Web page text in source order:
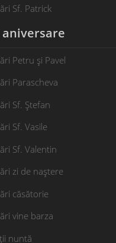
Sf. Patrick
Petru și Pavel
Parascheva
Sf. Ștefan
Sf. Vasile
Sf. Valentin
zi de naștere
căsătorie
vine barza
nuntă